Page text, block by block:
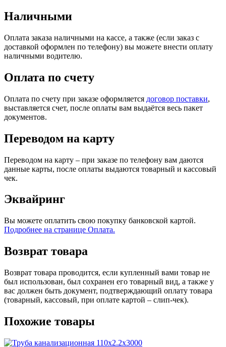
Наличными
Оплата заказа наличными на кассе, а также (если заказ с
доставкой оформлен по телефону) вы можете внести оплату
наличными водителю.
Оплата по счету
Оплата по счету при заказе оформляется договор поставки,
выставляется счет, после оплаты вам выдаётся весь пакет
документов.
Переводом на карту
Переводом на карту – при заказе по телефону вам даются
данные карты, после оплаты выдаются товарный и кассовый
чек.
Эквайринг
Вы можете оплатить свою покупку банковской картой.
Подробнее на странице Оплата.
Возврат товара
Возврат товара проводится, если купленный вами товар не
был использован, был сохранен его товарный вид, а также у
вас должен быть документ, подтверждающий оплату товара
(товарный, кассовый, при оплате картой – слип-чек).
Похожие товары